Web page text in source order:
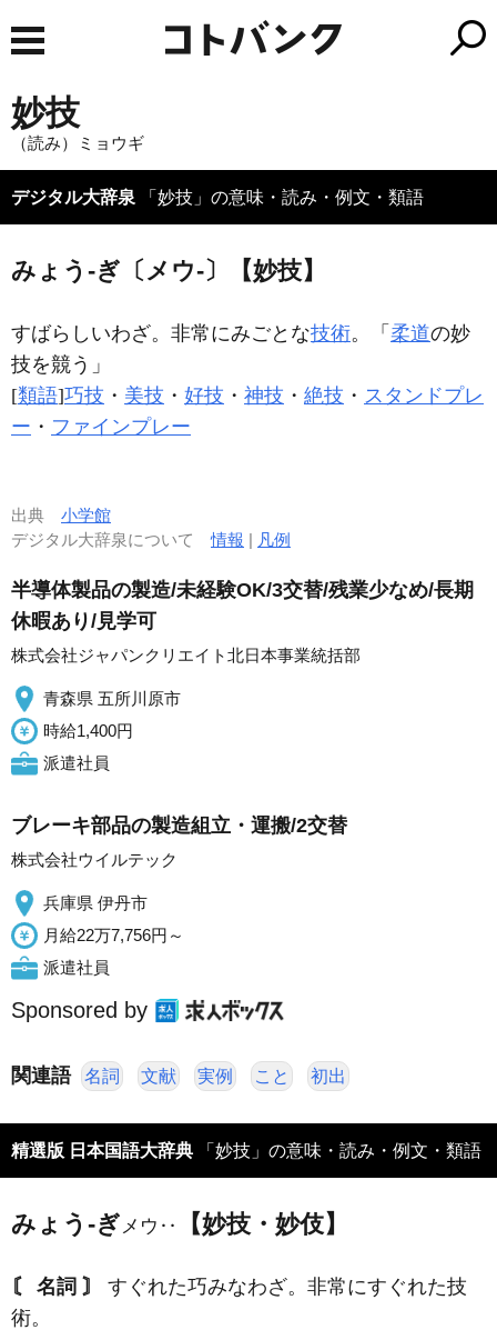
妙技
（読み）ミョウギ
デジタル大辞泉 「妙技」の意味・読み・例文・類語
みょう‐ぎ〔メウ‐〕【妙技】
すばらしいわざ。非常にみごとな技術。「 柔道の妙
技を競う」
[類語]巧技 ・ 美技 ・ 好技 ・ 神技 ・ 絶技 ・ スタンドプレ
ー ・ ファインプレー
出典 小学館
デジタル大辞泉について情報 | 凡例
半導体製品の製造/未経験OK/3交替/残業少なめ/長期
休暇あり/見学可
株式会社ジャパンクリエイト北日本事業統括部
青森県 五所川原市
時給1,400円
派遣社員
ブレーキ部品の製造組立・運搬/2交替
株式会社ウイルテック
兵庫県 伊丹市
月給22万7,756円～
派遣社員
Sponsored by
関連語 名詞 文献 実例 こと 初出
精選版 日本国語大辞典 「妙技」の意味・読み・例文・類語
みょう‐ぎ メウ‥ 【妙技・妙伎】
〘 名詞 〙
すぐれた巧みなわざ。非常にすぐれた技
術。